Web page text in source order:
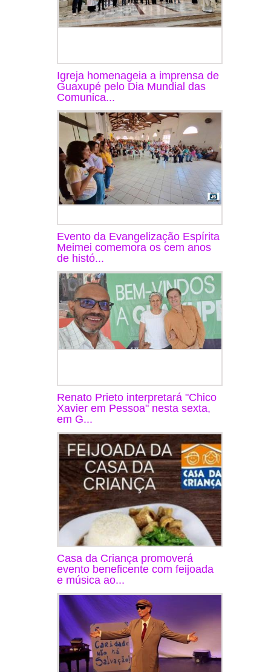
Igreja homenageia a imprensa de
Guaxupé pelo Dia Mundial das
Comunica...
Evento da Evangelização Espírita
Meimei comemora os cem anos
de histó...
Renato Prieto interpretará "Chico
Xavier em Pessoa" nesta sexta,
em G...
Casa da Criança promoverá
evento beneficente com feijoada
e música ao...